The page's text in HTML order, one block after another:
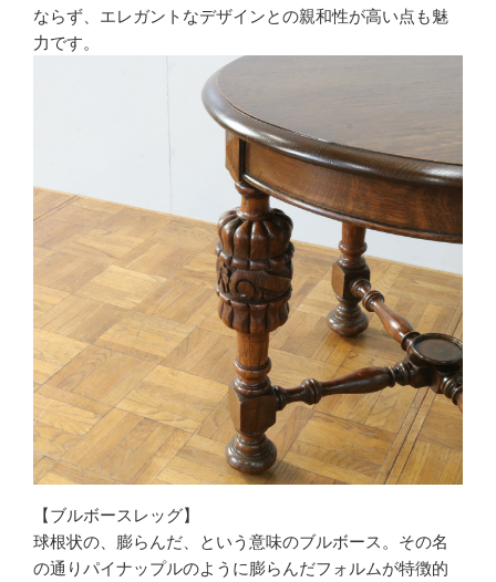
ならず、エレガントなデザインとの親和性が高い点も魅
力です。
【ブルボースレッグ】
球根状の、膨らんだ、という意味のブルボース。その名
の通りパイナップルのように膨らんだフォルムが特徴的